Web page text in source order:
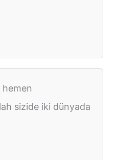
sizide iki dünyada